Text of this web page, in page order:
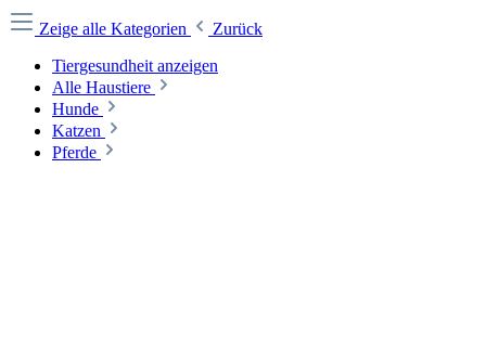
Zeige alle Kategorien
Zurück
Tiergesundheit anzeigen
Alle Haustiere
Hunde
Katzen
Pferde